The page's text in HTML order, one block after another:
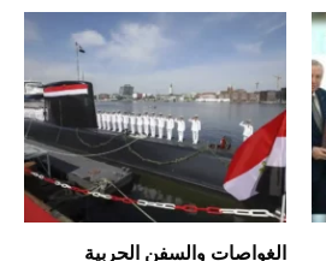
الغواصات والسفن الحربية